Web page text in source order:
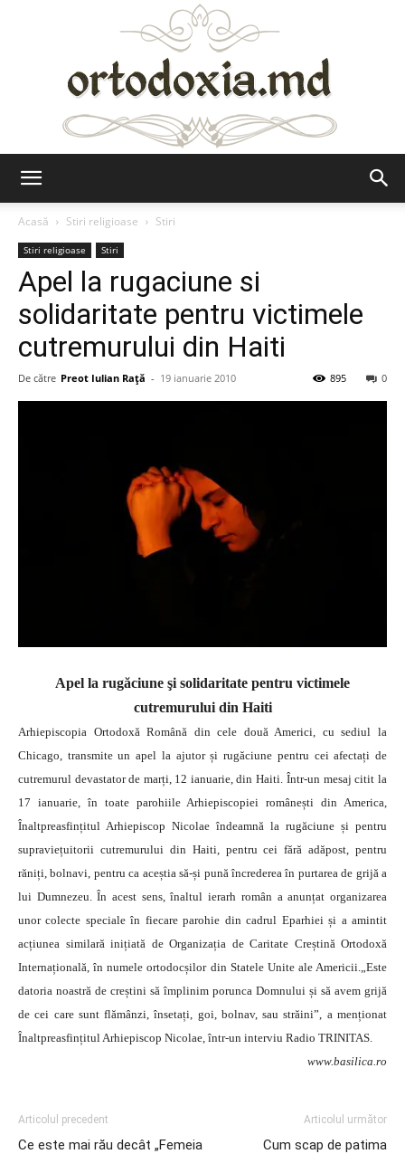
Acasă
Stiri religioase Stiri
Stiri religioase Stiri
Apel la rugaciune si
solidaritate pentru victimele
cutremurului din Haiti
De către Preot Iulian Raţă - 19 ianuarie 2010 0
895
Apel la rugăciune şi solidaritate pentru victimele
cutremurului din Haiti
Arhiepiscopia Ortodoxă Română din cele două Americi, cu sediul la
Chicago, transmite un apel la ajutor și rugăciune pentru cei afectați de
cutremurul devastator de marți, 12 ianuarie, din Haiti. Într-un mesaj citit la
17 ianuarie, în toate parohiile Arhiepiscopiei românești din America,
Înaltpreasfințitul Arhiepiscop Nicolae îndeamnă la rugăciune și pentru
supraviețuitorii cutremurului din Haiti, pentru cei fără adăpost, pentru
răniți, bolnavi, pentru ca aceștia să-și pună încrederea în purtarea de grijă a
lui Dumnezeu. În acest sens, înaltul ierarh român a anunțat organizarea
unor colecte speciale în fiecare parohie din cadrul Eparhiei și a amintit
acțiunea similară inițiată de Organizația de Caritate Creștină Ortodoxă
Internațională, în numele ortodocșilor din Statele Unite ale Americii.
„Este
datoria noastră de creștini să împlinim porunca Domnului și să avem grijă
de cei care sunt flămânzi, însetați, goi, bolnav, sau străini”, a menționat
Înaltpreasfințitul Arhiepiscop Nicolae, într-un interviu Radio TRINITAS.
www.basilica.ro
Articolul precedent
Ce este mai rău decât „Femeia
Articolul următor
Cum scap de patima